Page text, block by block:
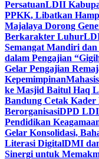
PersatuanLDII
PPKK, Libatkan
Majalaya Dorong
Berkarakter Luhur
Semangat Mandiri
dalam Pengajian
Gelar Pengajian
Kepemimpinan
ke Masjid Baitul Haq
Bandung Cetak
BerorganisasiDPD
Pendidikan
Gelar Konsolidasi,
Literasi DigitalDMI
Sinergi untuk